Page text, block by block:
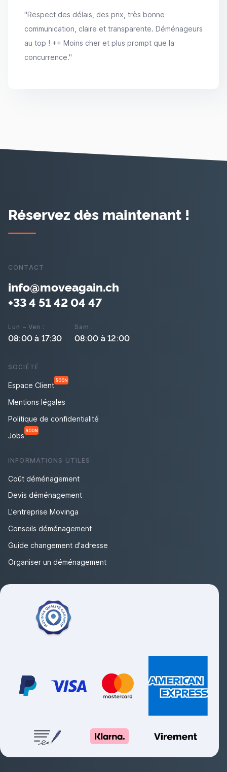
"Respect des délais, des prix, très bonne
communication, claire et transparente. Déménageurs
au top ! ++ Moins cher et plus prompt que la
concurrence."
Réservez dès maintenant !
CONTACT
info@moveagain.ch
+33 4 51 42 04 47
Lun – Ven :
08:00 à 17:30
Sam :
08:00 à 12:00
SOCIÉTÉ
Espace Client
SOON
Mentions légales
Politique de confidentialité
Jobs
SOON
INFORMATIONS UTILES
Coût déménagement
Devis déménagement
L'entreprise Movinga
Conseils déménagement
Guide changement d'adresse
Organiser un déménagement